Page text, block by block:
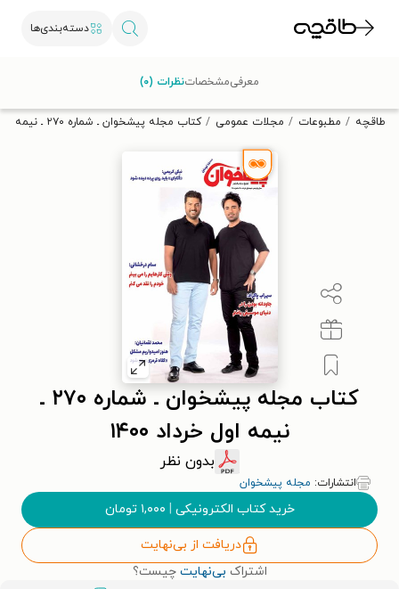
دسته‌بندی‌ها
تخفیف از طاقچه دریافت کن.
طاقچه مطبوعات مجلات عمومی کتاب مجله پیشخوان ـ شماره ۲۷۰ ـ نیمه اول خرداد ۱۴۰۰
کتاب مجله پیشخوان ـ شماره ۲۷۰ ـ
نیمه اول خرداد ۱۴۰۰
بدون نظر
انتشارات: مجله پیشخوان
خرید کتاب الکترونیکی | ۱,۰۰۰ تومان
دریافت از بی‌نهایت
اشتراک بی‌نهایت چیست؟
معرفیمشخصاتنظرات (۰)